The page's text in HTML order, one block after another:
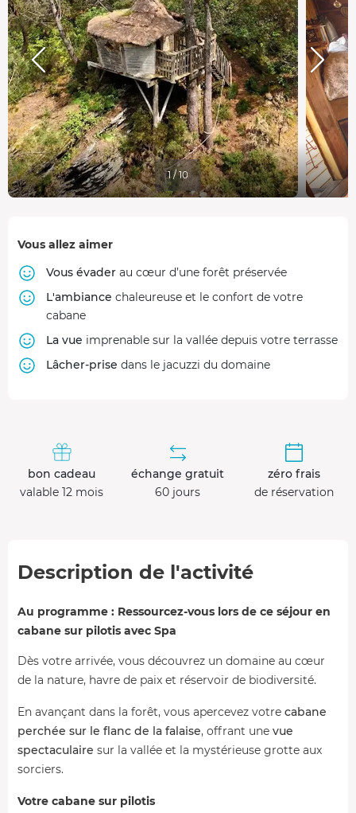
1 / 10
Vous allez aimer
Vous évader au cœur d’une forêt préservée
L'ambiance chaleureuse et le confort de votre
cabane
La vue imprenable sur la vallée depuis votre terrasse
Lâcher-prise dans le jacuzzi du domaine
bon cadeau
valable 12 mois
échange gratuit
60 jours
zéro frais
de réservation
Description de l'activité
Au programme : Ressourcez-vous lors de ce séjour en
cabane sur pilotis avec Spa
Dès votre arrivée, vous découvrez un domaine au cœur
de la nature, havre de paix et réservoir de biodiversité.
En avançant dans la forêt, vous apercevez votre cabane
perchée sur le flanc de la falaise, offrant une vue
spectaculaire sur la vallée et la mystérieuse grotte aux
sorciers.
Votre cabane sur pilotis